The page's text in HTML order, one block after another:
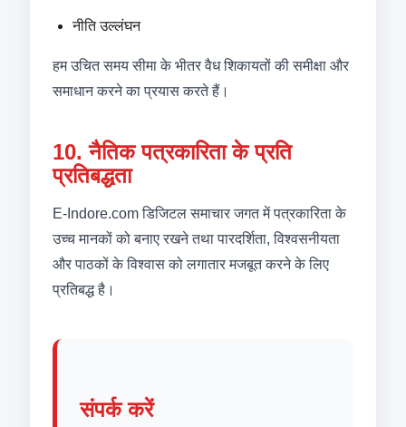
नीति उल्लंघन
हम उचित समय सीमा के भीतर वैध शिकायतों की समीक्षा और
समाधान करने का प्रयास करते हैं।
10. नैतिक पत्रकारिता के प्रति
प्रतिबद्धता
E-Indore.com डिजिटल समाचार जगत में पत्रकारिता के
उच्च मानकों को बनाए रखने तथा पारदर्शिता, विश्वसनीयता
और पाठकों के विश्वास को लगातार मजबूत करने के लिए
प्रतिबद्ध है।
संपर्क करें